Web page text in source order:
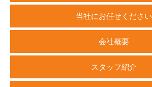
当社にお任せください
会社概要
スタッフ紹介